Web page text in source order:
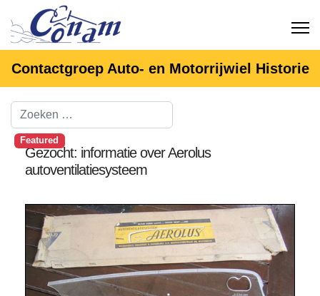
Contactgroep Auto- en Motorrijwiel Historie
Featured
Gezocht: informatie over Aerolus
autoventilatiesysteem